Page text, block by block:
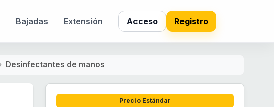
Bajadas Extensión Acceso Registro
Desinfectantes de manos
Precio Estándar